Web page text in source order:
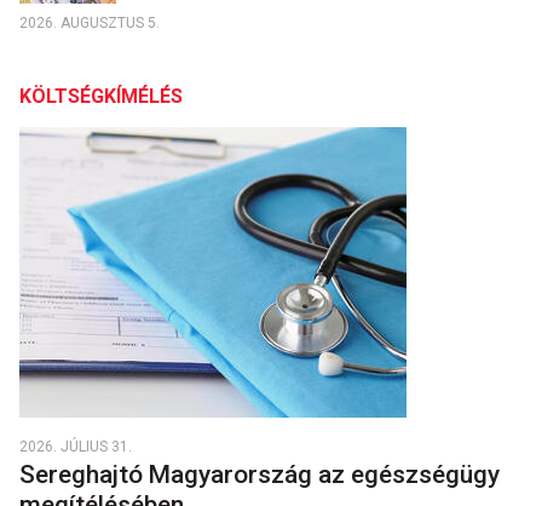
2026. AUGUSZTUS 5.
KÖLTSÉGKÍMÉLÉS
2026. JÚLIUS 31.
Sereghajtó Magyarország az egészségügy